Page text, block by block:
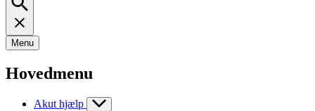
Menu
Hovedmenu
Akut hjælp